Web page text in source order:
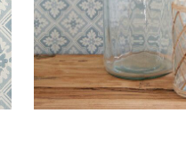
Argenté